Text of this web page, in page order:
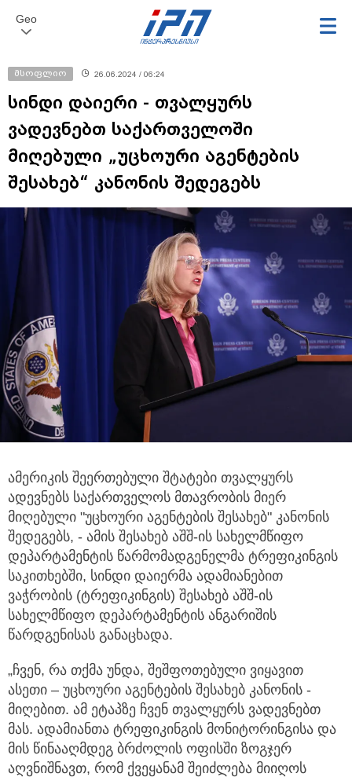
Geo
მსოფლიო 26.06.2024 / 06:24
სინდი დაიერი - თვალყურს
ვადევნებთ საქართველოში
მიღებული „უცხოური აგენტების
შესახებ“ კანონის შედეგებს
ამერიკის შეერთებული შტატები თვალყურს
ადევნებს საქართველოს მთავრობის მიერ
მიღებული "უცხოური აგენტების შესახებ" კანონის
შედეგებს, - ამის შესახებ აშშ-ის სახელმწიფო
დეპარტამენტის წარმომადგენელმა ტრეფიკინგის
საკითხებში, სინდი დაიერმა ადამიანებით
ვაჭრობის (ტრეფიკინგის) შესახებ აშშ-ის
სახელმწიფო დეპარტამენტის ანგარიშის
წარდგენისას განაცხადა.
„ჩვენ, რა თქმა უნდა, შეშფოთებული ვიყავით
ასეთი – უცხოური აგენტების შესახებ კანონის -
მიღებით. ამ ეტაპზე ჩვენ თვალყურს ვადევნებთ
მას. ადამიანთა ტრეფიკინგის მონიტორინგისა და
მის წინააღმდეგ ბრძოლის ოფისში ზოგჯერ
აღვნიშნავთ, რომ ქვეყანამ შეიძლება მიიღოს